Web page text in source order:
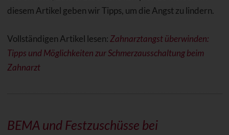
diesem Artikel geben wir Tipps, um die Angst zu lindern.
Vollständigen Artikel lesen: Zahnarztangst überwinden:
Tipps und Möglichkeiten zur Schmerzausschaltung beim
Zahnarzt
BEMA und Festzuschüsse bei